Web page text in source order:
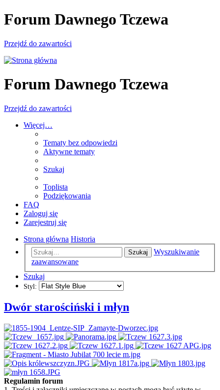
Forum Dawnego Tczewa
Przejdź do zawartości
Forum Dawnego Tczewa
Przejdź do zawartości
Więcej…
Tematy bez odpowiedzi
Aktywne tematy
Szukaj
Toplista
Podziękowania
FAQ
Zaloguj się
Zarejestruj się
Strona główna Historia
Szukaj
Wyszukiwanie
zaawansowane
Szukaj
Styl:
Dwór starościński i młyn
Regulamin forum